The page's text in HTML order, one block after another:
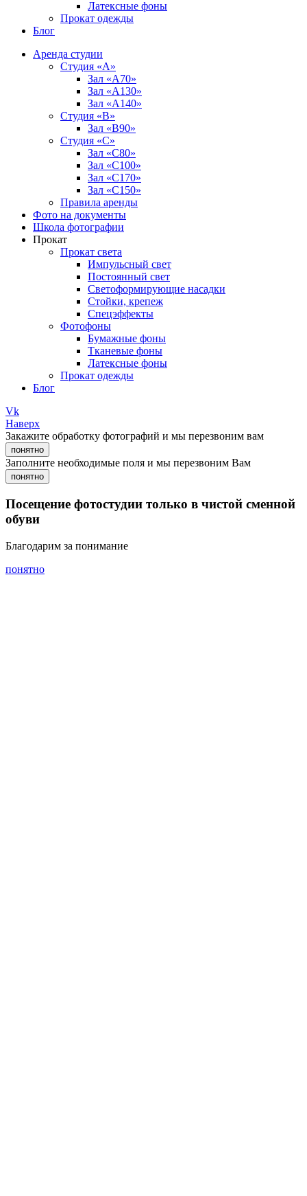
Латексные фоны
Прокат одежды
Блог
Аренда студии
Студия «А»
Зал «А70»
Зал «А130»
Зал «A140»
Студия «В»
Зал «В90»
Студия «С»
Зал «С80»
Зал «С100»
Зал «С170»
Зал «С150»
Правила аренды
Фото на документы
Школа фотографии
Прокат
Прокат света
Импульсный свет
Постоянный свет
Светоформирующие насадки
Стойки, крепеж
Спецэффекты
Фотофоны
Бумажные фоны
Тканевые фоны
Латексные фоны
Прокат одежды
Блог
Vk
Наверх
Закажите обработку фотографий и мы перезвоним вам
понятно
Заполните необходимые поля и мы перезвоним Вам
понятно
Посещение фотостудии только в чистой сменной
обуви
Благодарим за понимание
понятно